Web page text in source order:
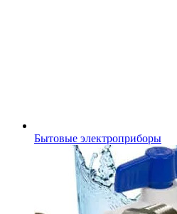
Бытовые электроприборы